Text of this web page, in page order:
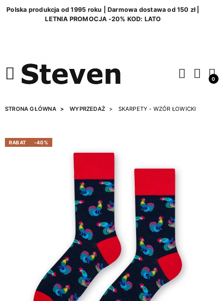
Polska produkcja od 1995 roku | Darmowa dostawa od 150 zł |
LETNIA PROMOCJA -20% KOD: LATO
0
STRONA GŁÓWNA WYPRZEDAŻ SKARPETY - WZÓR ŁOWICKI
RABAT -40%